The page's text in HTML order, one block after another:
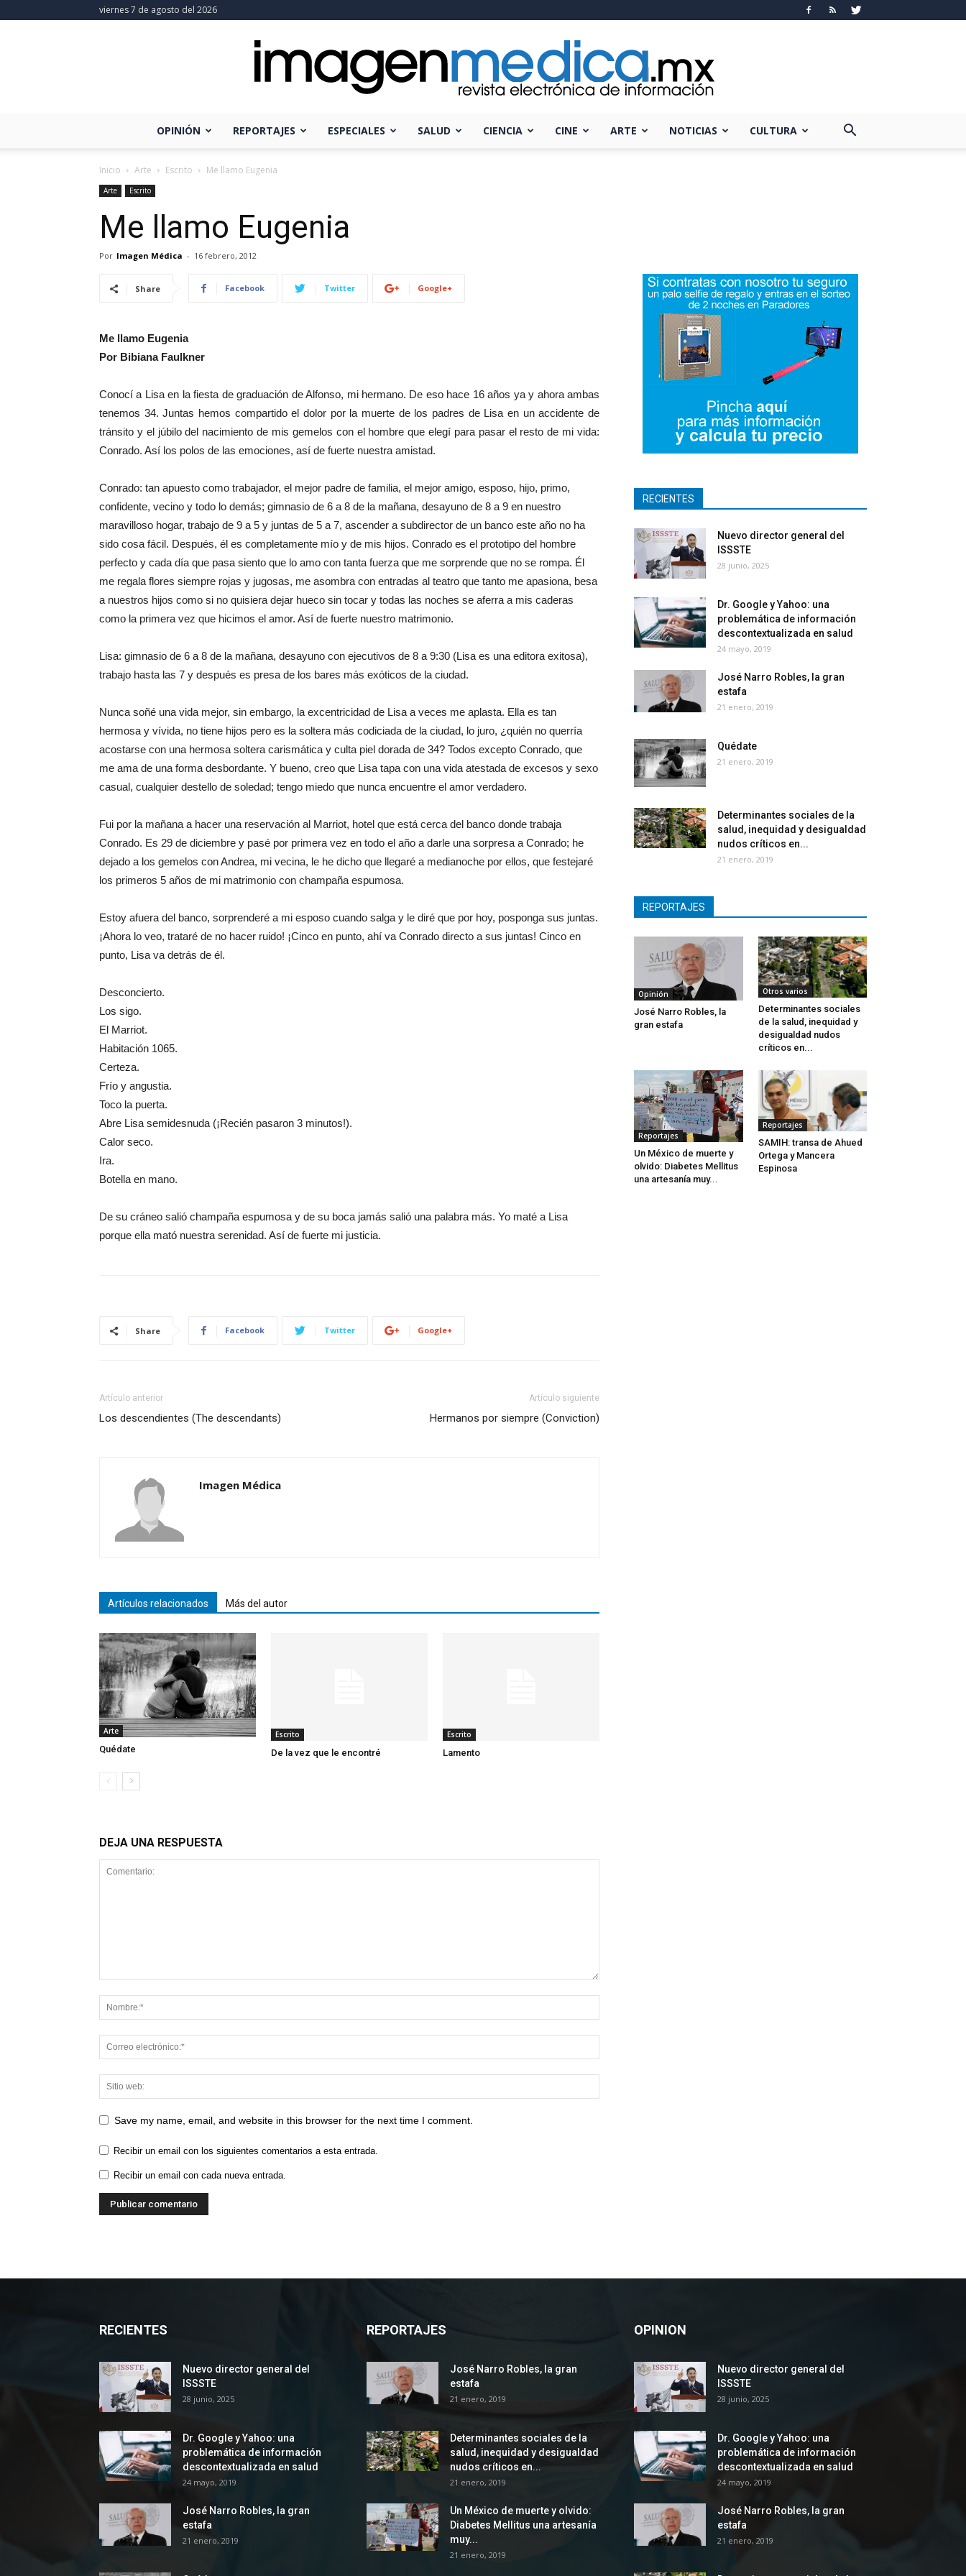
viernes 7 de agosto del 2026
OPINIÓN REPORTAJES ESPECIALES SALUD CIENCIA CINE ARTE NOTICIAS CULTURA
Inicio Arte Escrito Me llamo Eugenia
Arte Escrito
Me llamo Eugenia
Por Imagen Médica - 16 febrero, 2012
Share Facebook Twitter Google+
Me llamo Eugenia
Por Bibiana Faulkner
Conocí a Lisa en la fiesta de graduación de Alfonso, mi hermano. De eso hace 16 años ya y ahora ambas
tenemos 34. Juntas hemos compartido el dolor por la muerte de los padres de Lisa en un accidente de
tránsito y el júbilo del nacimiento de mis gemelos con el hombre que elegí para pasar el resto de mi vida:
Conrado. Así los polos de las emociones, así de fuerte nuestra amistad.
Conrado: tan apuesto como trabajador, el mejor padre de familia, el mejor amigo, esposo, hijo, primo,
confidente, vecino y todo lo demás; gimnasio de 6 a 8 de la mañana, desayuno de 8 a 9 en nuestro
maravilloso hogar, trabajo de 9 a 5 y juntas de 5 a 7, ascender a subdirector de un banco este año no ha
sido cosa fácil. Después, él es completamente mío y de mis hijos. Conrado es el prototipo del hombre
perfecto y cada día que pasa siento que lo amo con tanta fuerza que me sorprende que no se rompa. Él
me regala flores siempre rojas y jugosas, me asombra con entradas al teatro que tanto me apasiona, besa
a nuestros hijos como si no quisiera dejar hueco sin tocar y todas las noches se aferra a mis caderas
como la primera vez que hicimos el amor. Así de fuerte nuestro matrimonio.
Lisa: gimnasio de 6 a 8 de la mañana, desayuno con ejecutivos de 8 a 9:30 (Lisa es una editora exitosa),
trabajo hasta las 7 y después es presa de los bares más exóticos de la ciudad.
Nunca soñé una vida mejor, sin embargo, la excentricidad de Lisa a veces me aplasta. Ella es tan
hermosa y vívida, no tiene hijos pero es la soltera más codiciada de la ciudad, lo juro, ¿quién no querría
acostarse con una hermosa soltera carismática y culta piel dorada de 34? Todos excepto Conrado, que
me ama de una forma desbordante. Y bueno, creo que Lisa tapa con una vida atestada de excesos y sexo
casual, cualquier destello de soledad; tengo miedo que nunca encuentre el amor verdadero.
Fui por la mañana a hacer una reservación al Marriot, hotel que está cerca del banco donde trabaja
Conrado. Es 29 de diciembre y pasé por primera vez en todo el año a darle una sorpresa a Conrado; he
dejado a los gemelos con Andrea, mi vecina, le he dicho que llegaré a medianoche por ellos, que festejaré
los primeros 5 años de mi matrimonio con champaña espumosa.
Estoy afuera del banco, sorprenderé a mi esposo cuando salga y le diré que por hoy, posponga sus juntas.
¡Ahora lo veo, trataré de no hacer ruido! ¡Cinco en punto, ahí va Conrado directo a sus juntas! Cinco en
punto, Lisa va detrás de él.
Desconcierto.
Los sigo.
El Marriot.
Habitación 1065.
Certeza.
Frío y angustia.
Toco la puerta.
Abre Lisa semidesnuda (¡Recién pasaron 3 minutos!).
Calor seco.
Ira.
Botella en mano.
De su cráneo salió champaña espumosa y de su boca jamás salió una palabra más. Yo maté a Lisa
porque ella mató nuestra serenidad. Así de fuerte mi justicia.
Share Facebook Twitter Google+
Artículo anterior
Los descendientes (The descendants)
Artículo siguiente
Hermanos por siempre (Conviction)
Imagen Médica
Artículos relacionados Más del autor
Arte
Quédate
Escrito
De la vez que le encontré
Escrito
Lamento
DEJA UNA RESPUESTA
Save my name, email, and website in this browser for the next time I comment.
Recibir un email con los siguientes comentarios a esta entrada.
Recibir un email con cada nueva entrada.
RECIENTES
Nuevo director general del
ISSSTE
28 junio, 2025
Dr. Google y Yahoo: una
problemática de información
descontextualizada en salud
24 mayo, 2019
José Narro Robles, la gran
estafa
21 enero, 2019
Quédate
21 enero, 2019
Determinantes sociales de la
salud, inequidad y desigualdad
nudos críticos en...
21 enero, 2019
REPORTAJES
Opinión
José Narro Robles, la
gran estafa
Otros varios
Determinantes sociales
de la salud, inequidad y
desigualdad nudos
críticos en...
Reportajes
Un México de muerte y
olvido: Diabetes Mellitus
una artesanía muy...
Reportajes
SAMIH: transa de Ahued
Ortega y Mancera
Espinosa
RECIENTES
Nuevo director general del
ISSSTE
28 junio, 2025
Dr. Google y Yahoo: una
problemática de información
descontextualizada en salud
24 mayo, 2019
José Narro Robles, la gran
estafa
21 enero, 2019
REPORTAJES
José Narro Robles, la gran
estafa
21 enero, 2019
Determinantes sociales de la
salud, inequidad y desigualdad
nudos críticos en...
21 enero, 2019
Un México de muerte y olvido:
Diabetes Mellitus una artesanía
muy...
21 enero, 2019
OPINION
Nuevo director general del
ISSSTE
28 junio, 2025
Dr. Google y Yahoo: una
problemática de información
descontextualizada en salud
24 mayo, 2019
José Narro Robles, la gran
estafa
21 enero, 2019